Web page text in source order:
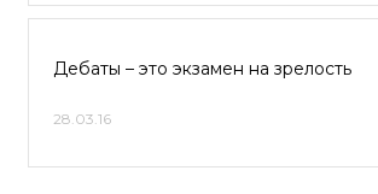
Дебаты – это экзамен на зрелость
28.03.16